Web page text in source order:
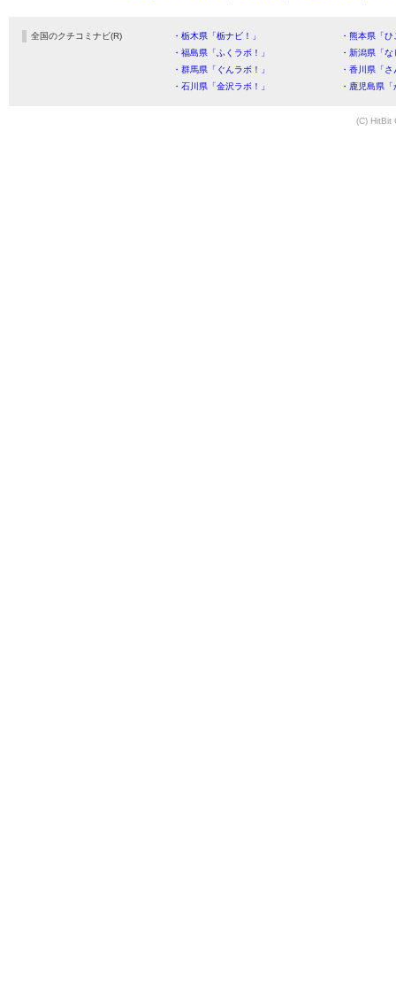
全国のクチコミナビ(R) ・栃木県「栃ナビ！」
・熊本県「
・福島県「ふくラボ！」
・新潟県「
・群馬県「ぐんラボ！」
・香川県「
・石川県「金沢ラボ！」
・鹿児島県
(C) HitBit